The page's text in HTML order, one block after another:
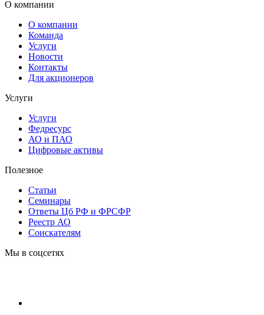
О компании
О компании
Команда
Услуги
Новости
Контакты
Для акционеров
Услуги
Услуги
Федресурс
АО и ПАО
Цифровые активы
Полезное
Статьи
Cеминары
Ответы Цб РФ и ФРСФР
Реестр АО
Соискателям
Мы в соцсетях